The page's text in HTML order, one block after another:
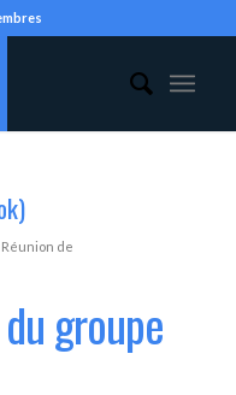
Réunion de
groupe